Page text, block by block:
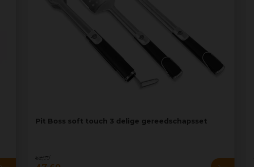
Pit Boss soft touch 3 delige gereedschapsset
52 99